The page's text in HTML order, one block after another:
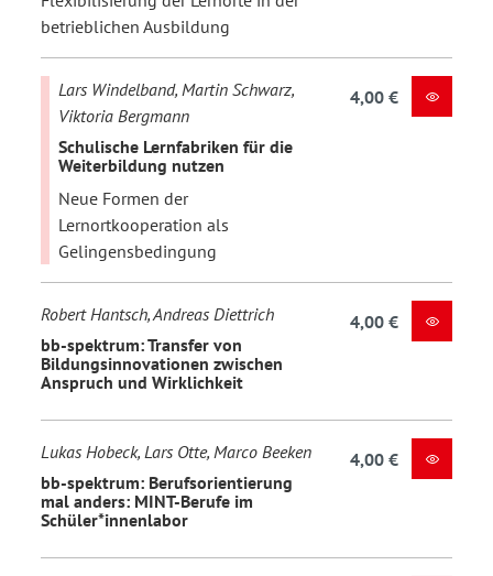
betrieblichen Ausbildung
Lars Windelband, Martin Schwarz,
Viktoria Bergmann
Schulische Lernfabriken für die
Weiterbildung nutzen
Neue Formen der
Lernortkooperation als
Gelingensbedingung
4,00 €
Robert Hantsch, Andreas Diettrich
bb-spektrum: Transfer von
Bildungsinnovationen zwischen
Anspruch und Wirklichkeit
4,00 €
Lukas Hobeck, Lars Otte, Marco Beeken
bb-spektrum: Berufsorientierung
mal anders: MINT-Berufe im
Schüler*innenlabor
4,00 €